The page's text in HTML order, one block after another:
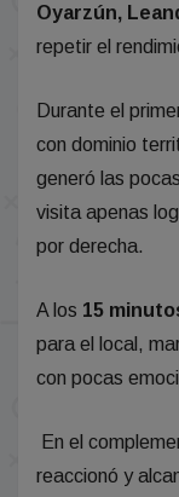
Oyarzún,
repetir el
Durante el
con dominio
generó las
visita apenas
por derecha.
A los 15
para el local,
con pocas
En el
reaccionó y